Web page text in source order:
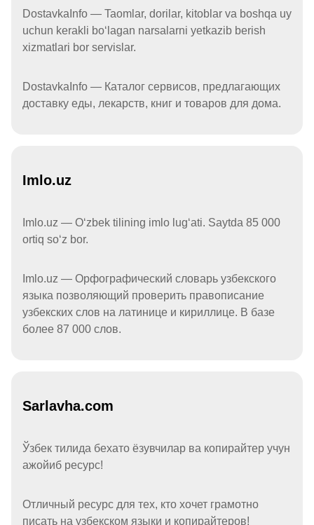
DostavkaInfo — Taomlar, dorilar, kitoblar va boshqa uy
uchun kerakli boʻlagan narsalarni yetkazib berish
xizmatlari bor servislar.
DostavkaInfo — Каталог сервисов, предлагающих
доставку еды, лекарств, книг и товаров для дома.
Imlo.uz
Imlo.uz — Oʻzbek tilining imlo lugʻati. Saytda 85 000
ortiq soʻz bor.
Imlo.uz — Орфографический словарь узбекского
языка позволяющий проверить правописание
узбекских слов на латинице и кириллице. В базе
более 87 000 слов.
Sarlavha.com
Ўзбек тилида бехато ёзувчилар ва копирайтер учун
ажойиб ресурс!
Отличный ресурс для тех, кто хочет грамотно
писать на узбекском языки и копирайтеров!